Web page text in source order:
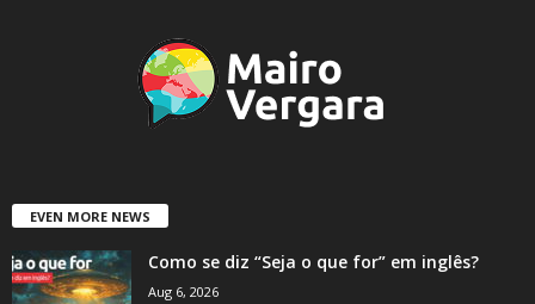
EVEN MORE NEWS
Como se diz “Seja o que for” em inglês?
Aug 6, 2026